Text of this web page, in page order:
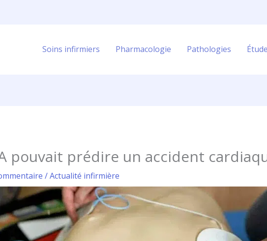
Soins infirmiers Pharmacologie Pathologies
pouvait prédire un accident
/Actualité infirmière